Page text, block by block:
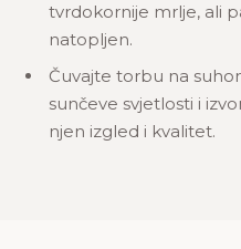
tvrdokornije mrlje, ali
natopljen.
Čuvajte torbu na
sunčeve svjetlosti i
njen izgled i kvalitet.